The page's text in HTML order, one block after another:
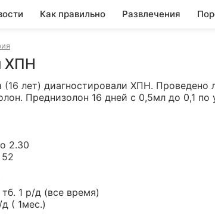
Как правильно Развлечения
ХПН
(16 лет) диагностировали ХПН. Проведено
Преднизолон 16 дней с 0,5мл до 0,1
2.30
1 р/д (все время)
( 1мес.)